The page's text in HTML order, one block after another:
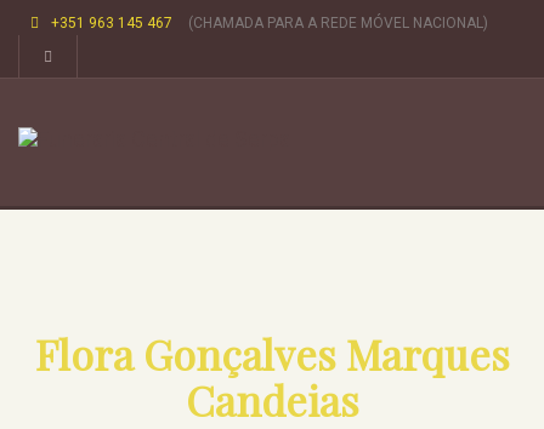
+351 963 145 467 (CHAMADA PARA A REDE MÓVEL NACIONAL)
Flora Gonçalves Marques
Candeias